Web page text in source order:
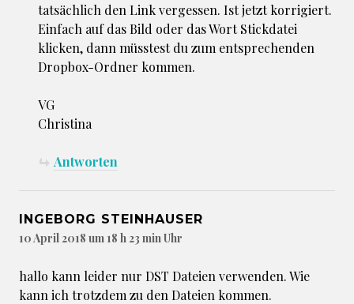
tatsächlich den Link vergessen. Ist jetzt korrigiert.
Einfach auf das Bild oder das Wort Stickdatei
klicken, dann müsstest du zum entsprechenden
Dropbox-Ordner kommen.
VG
Christina
Antworten
INGEBORG STEINHAUSER
10 April 2018 um 18 h 23 min Uhr
hallo kann leider nur DST Dateien verwenden. Wie
kann ich trotzdem zu den Dateien kommen.